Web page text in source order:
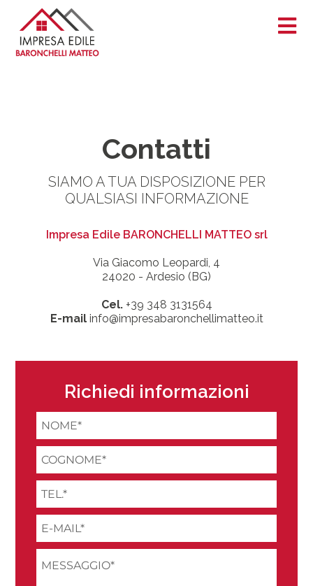
Contatti
SIAMO A TUA DISPOSIZIONE PER
QUALSIASI INFORMAZIONE
Impresa Edile BARONCHELLI MATTEO srl
Via Giacomo Leopardi, 4
24020 - Ardesio (BG)
Cel.+39 348 3131564
E-mail info@impresabaronchellimatteo.it
Richiedi informazioni